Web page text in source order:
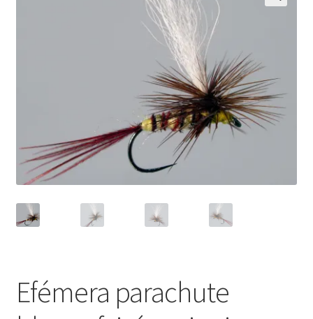
Regístrate al canal de noticias
Efémera parachute